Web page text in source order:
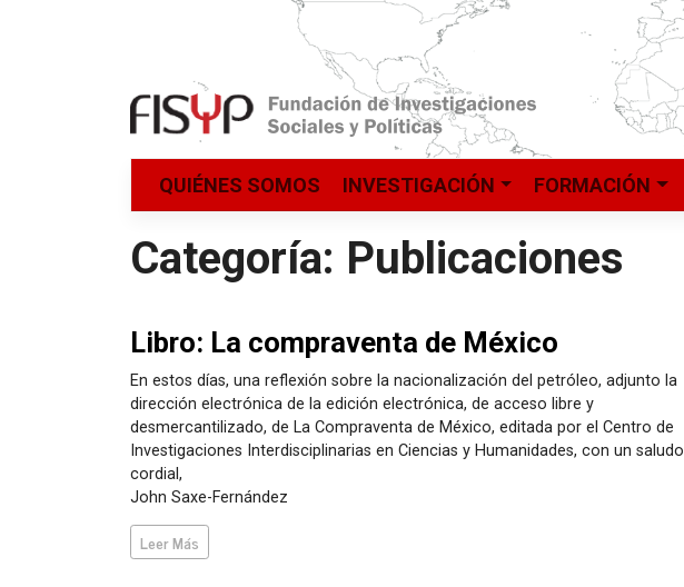
QUIÉNES SOMOS INVESTIGACIÓN FORMACIÓN
Categoría: Publicaciones
Libro: La compraventa de México
En estos días, una reflexión sobre la nacionalización del petróleo, adjunto la
dirección electrónica de la edición electrónica, de acceso libre y
desmercantilizado, de La Compraventa de México, editada por el Centro de
Investigaciones Interdisciplinarias en Ciencias y Humanidades, con un saludo
cordial,
John Saxe-Fernández
Leer Más